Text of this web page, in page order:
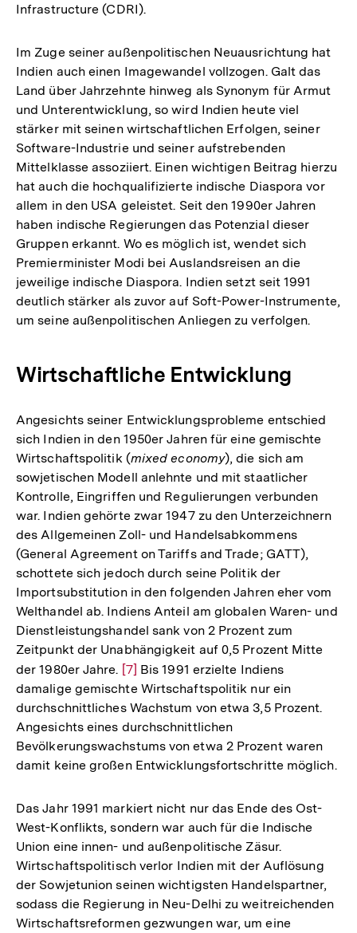
Infrastructure (CDRI).
Im Zuge seiner außenpolitischen Neuausrichtung hat
Indien auch einen Imagewandel vollzogen. Galt das
Land über Jahrzehnte hinweg als Synonym für Armut
und Unterentwicklung, so wird Indien heute viel
stärker mit seinen wirtschaftlichen Erfolgen, seiner
Software-Industrie und seiner aufstrebenden
Mittelklasse assoziiert. Einen wichtigen Beitrag hierzu
hat auch die hochqualifizierte indische Diaspora vor
allem in den USA geleistet. Seit den 1990er Jahren
haben indische Regierungen das Potenzial dieser
Gruppen erkannt. Wo es möglich ist, wendet sich
Premierminister Modi bei Auslandsreisen an die
jeweilige indische Diaspora. Indien setzt seit 1991
deutlich stärker als zuvor auf Soft-Power-Instrumente,
um seine außenpolitischen Anliegen zu verfolgen.
Wirtschaftliche Entwicklung
Angesichts seiner Entwicklungsprobleme entschied
sich Indien in den 1950er Jahren für eine gemischte
Wirtschaftspolitik (mixed economy), die sich am
sowjetischen Modell anlehnte und mit staatlicher
Kontrolle, Eingriffen und Regulierungen verbunden
war. Indien gehörte zwar 1947 zu den Unterzeichnern
des Allgemeinen Zoll- und Handelsabkommens
(General Agreement on Tariffs and Trade; GATT),
schottete sich jedoch durch seine Politik der
Importsubstitution in den folgenden Jahren eher vom
Welthandel ab. Indiens Anteil am globalen Waren- und
Dienstleistungshandel sank von 2 Prozent zum
Zeitpunkt der Unabhängigkeit auf 0,5 Prozent Mitte
der 1980er Jahre. Zur
Auflösung
der
Fußnote
[7] Bis 1991 erzielte Indiens
damalige gemischte Wirtschaftspolitik nur ein
durchschnittliches Wachstum von etwa 3,5 Prozent.
Angesichts eines durchschnittlichen
Bevölkerungswachstums von etwa 2 Prozent waren
damit keine großen Entwicklungsfortschritte möglich.
Das Jahr 1991 markiert nicht nur das Ende des Ost-
West-Konflikts, sondern war auch für die Indische
Union eine innen- und außenpolitische Zäsur.
Wirtschaftspolitisch verlor Indien mit der Auflösung
der Sowjetunion seinen wichtigsten Handelspartner,
sodass die Regierung in Neu-Delhi zu weitreichenden
Wirtschaftsreformen gezwungen war, um eine